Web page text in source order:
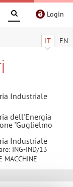
Login
IT EN
Industriale
dell'Energia
"Guglielmo
Industriale
ING-IND/13
MACCHINE